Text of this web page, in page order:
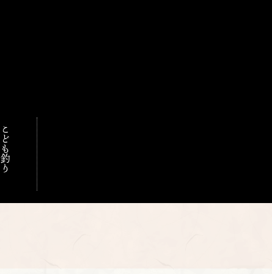
こども釣り